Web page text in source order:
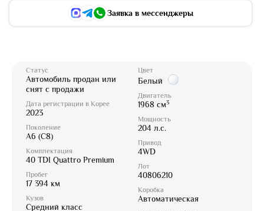
Заявка в мессенджеры
Статус
Автомобиль продан или
снят с продажи
Дата регистрации в Корее
2023
Поколение
A6 (C8)
Комплектация
40 TDI Quattro Premium
Пробег
17 394 км
Кузов
Средний класс
Цвет
Белый
Двигатель
1968 см3
Мощность
204 л.с.
Привод
4WD
Лот
40806210
Коробка
Автоматическая